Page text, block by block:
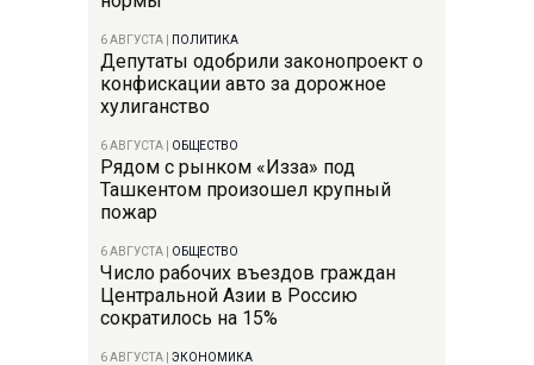
6 АВГУСТА ПОЛИТИКА
Депутаты одобрили законопроект о
конфискации авто за дорожное
хулиганство
6 АВГУСТА ОБЩЕСТВО
Рядом с рынком «Изза» под
Ташкентом произошел крупный
пожар
6 АВГУСТА ОБЩЕСТВО
Число рабочих въездов граждан
Центральной Азии в Россию
сократилось на 15%
6 АВГУСТА ЭКОНОМИКА